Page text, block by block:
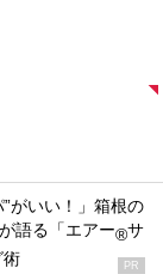
”がいい！」箱根の
語る「エアー®サ
術 PR